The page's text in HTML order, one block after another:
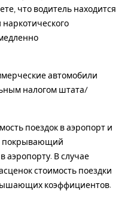
что водитель находится
наркотического
автомобили
налогом штата/
поездок в аэропорт и
покрывающий
аэропорту. В случае
стоимость поездки
коэффициентов.